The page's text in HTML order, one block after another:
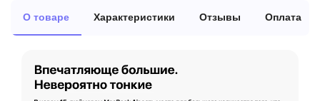
О товаре Характеристики Отзывы Оплата